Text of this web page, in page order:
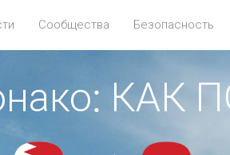
Сообщества Безопасность
КАК